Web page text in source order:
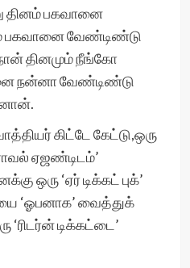
தினம் பகவானை
பகவானை வேண்டிண்டு
தினமும் நீங்கோ
நன்னா வேண்டிண்டு
கிட்டே கேட்டு,ஒரு
ஏஜண்டிடம்’
ஒரு ‘ஏர் டிக்கட் புக்’
‘ஓபனாக’ வைத்துக்
டிக்கட்டை’